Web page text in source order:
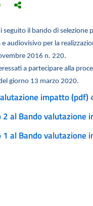
seguito il bando di
e audiovisivo per la
2016 n. 220.
a partecipare alla
giorno 13 marzo 2020.
impatto (pdf)
2 al Bando valutazione
1 al Bando valutazione